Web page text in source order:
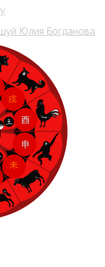
Юлия Богданова